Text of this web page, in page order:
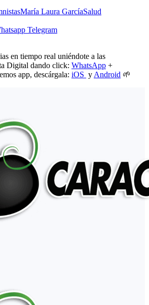
María Laura GarcíaSalud
Telegram
en tiempo real uniéndote a las
Digital dando click: WhatsApp +
app, descárgala: iOS y Android 🌱